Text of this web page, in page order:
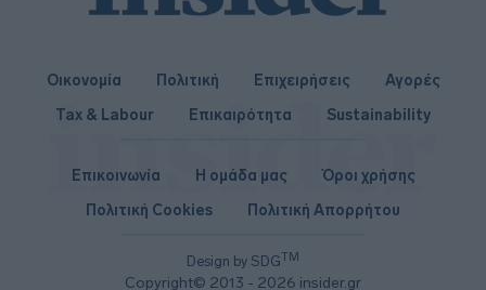
Οικονομία Πολιτική Επιχειρήσεις
Αγορές
Tax & Labour
Επικαιρότητα Sustainability
Design by SDGTM
Copyright© 2013 - 2026 insider.gr
Επικοινωνία Η ομάδα μας
Όροι χρήσης
Πολιτική Cookies
Πολιτική Απορρήτου